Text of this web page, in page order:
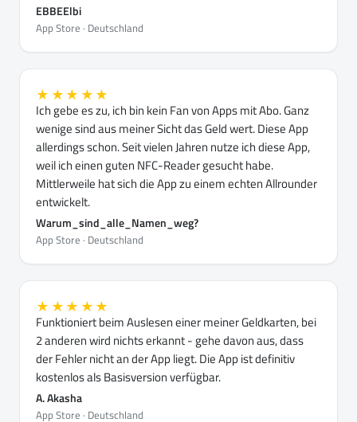
EBBEElbi
App Store · Deutschland
★★★★★
Ich gebe es zu, ich bin kein Fan von Apps mit Abo. Ganz
wenige sind aus meiner Sicht das Geld wert. Diese App
allerdings schon. Seit vielen Jahren nutze ich diese App,
weil ich einen guten NFC-Reader gesucht habe.
Mittlerweile hat sich die App zu einem echten Allrounder
entwickelt.
Warum_sind_alle_Namen_weg?
App Store · Deutschland
★★★★★
Funktioniert beim Auslesen einer meiner Geldkarten, bei
2 anderen wird nichts erkannt - gehe davon aus, dass
der Fehler nicht an der App liegt. Die App ist definitiv
kostenlos als Basisversion verfügbar.
A. Akasha
App Store · Deutschland